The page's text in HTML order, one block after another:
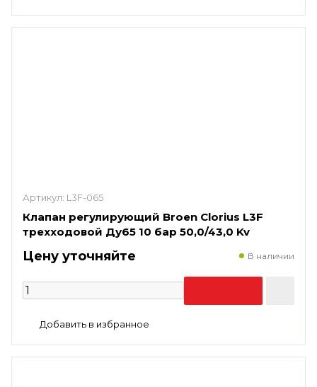
Артикул: L3F-065
Клапан регулирующий Broen Clorius L3F
трехходовой Ду65 10 бар 50,0/43,0 Kv
Цену уточняйте В наличии